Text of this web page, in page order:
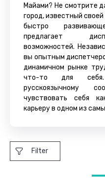
Майами? Не смотрите
город, известный
быстро
предлагает
возможностей.
вы опытным
динамичном рынке
что-то для себя.
русскоязычному
чувствовать себя
карьеру в одном из
Filter